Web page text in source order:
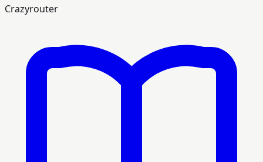
Crazyrouter